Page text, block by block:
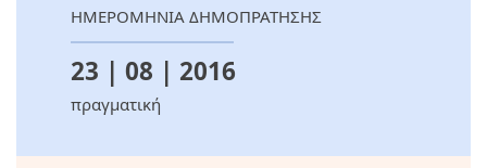
ΗΜΕΡΟΜΗΝΙΑ ΔΗΜΟΠΡΑΤΗΣΗΣ
23 | 08 | 2016
πραγματική